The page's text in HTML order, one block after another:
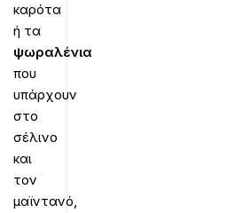
καρότα
ή τα
ψωραλένια
που
υπάρχουν
στο
σέλινο
και
τον
μαϊντανό,